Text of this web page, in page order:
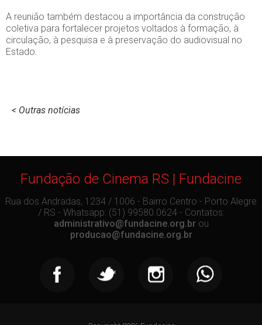
A reunião também destacou a importância da construção
coletiva para fortalecer projetos voltados à formação, à
circulação, à pesquisa e à preservação do audiovisual no
Estado.
< Outras notícias
Fundação de Cinema RS | Fundacine
Rua dos Andradas, 1234 / 1006 - Bairro Centro - Porto Alegre
/ RS - Whatsapp: (51) 99580.0624 - Contatos:
administrativo@fundacine.org.brou
producao@fundacine.org.br